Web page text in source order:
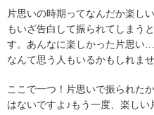
片思いの時期ってなんだか楽し
もいざ告白して振られてしまう
す。あんなに楽しかった片思い
なんて思う人もいるかもしれませ
ここで一つ！片思いで振られた
はないですよ♪もう一度、楽しい